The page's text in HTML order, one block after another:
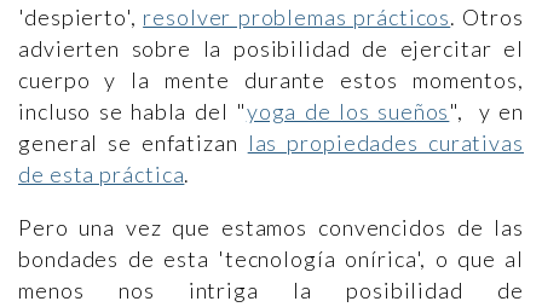
'despierto', resolver problemas prácticos. Otros
advierten sobre la posibilidad de ejercitar el
cuerpo y la mente durante estos momentos,
incluso se habla del "yoga de los sueños", y en
general se enfatizan las propiedades curativas
de esta práctica.
Pero una vez que estamos convencidos de las
bondades de esta 'tecnología onírica', o que al
menos nos intriga la posibilidad de